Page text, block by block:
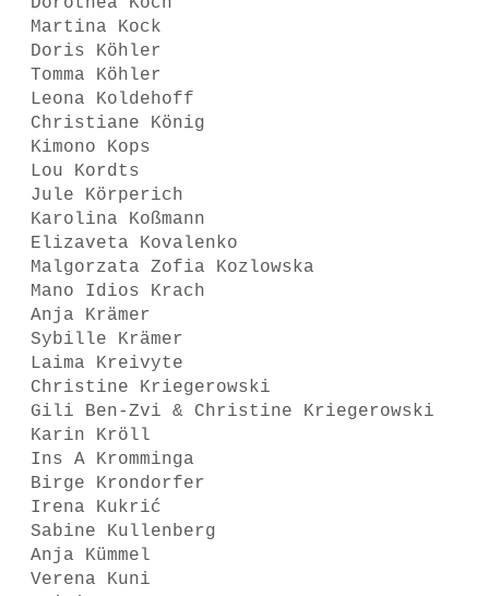
Martina Kock
Doris Köhler
Tomma Köhler
Leona Koldehoff
Christiane König
Kimono Kops
Lou Kordts
Jule Körperich
Karolina Koßmann
Elizaveta Kovalenko
Malgorzata Zofia Kozlowska
Mano Idios Krach
Anja Krämer
Sybille Krämer
Laima Kreivyte
Christine Kriegerowski
Gili Ben-Zvi & Christine Kriegerowski
Karin Kröll
Ins A Kromminga
Birge Krondorfer
Irena Kukrić
Sabine Kullenberg
Anja Kümmel
Verena Kuni